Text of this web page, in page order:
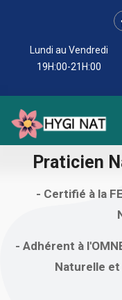
Lundi au Vendredi
19H:00-21H:00
Praticien
- Certifié à la
- Adhérent à
Naturelle et